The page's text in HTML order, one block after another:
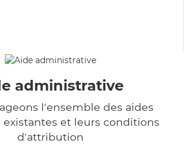
administrative
l'ensemble des aides
et leurs conditions
d'attribution